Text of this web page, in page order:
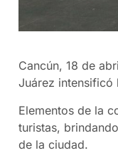
Cancún, 18 de
Juárez intensificó
Elementos de la
turistas,
de la ciudad.